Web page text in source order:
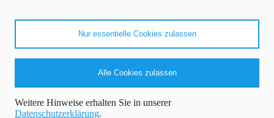
Nur essentielle Cookies zulassen
Alle Cookies zulassen
Weitere Hinweise erhalten Sie in unserer
Datenschutzerklärung.